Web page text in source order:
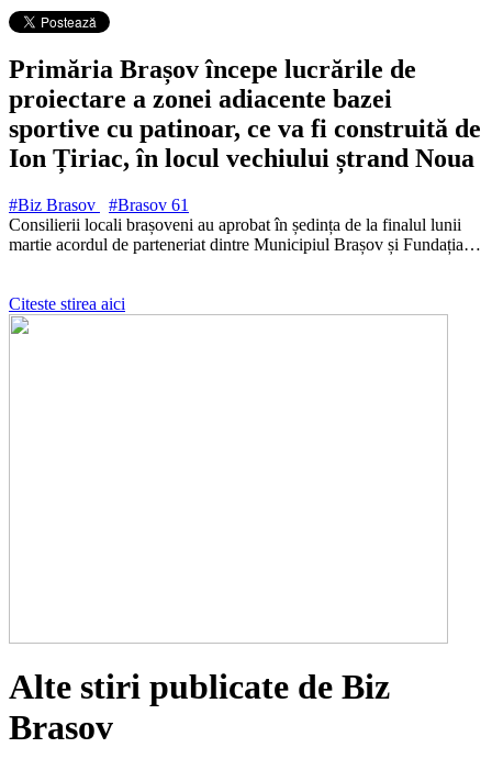
Primăria Brașov începe lucrările de
proiectare a zonei adiacente bazei
sportive cu patinoar, ce va fi construită de
Ion Țiriac, în locul vechiului ștrand Noua
#Biz Brasov #Brasov 61
Consilierii locali brașoveni au aprobat în ședința de la finalul lunii
martie acordul de parteneriat dintre Municipiul Brașov și Fundația…
Citeste stirea aici
Alte stiri publicate de Biz
Brasov